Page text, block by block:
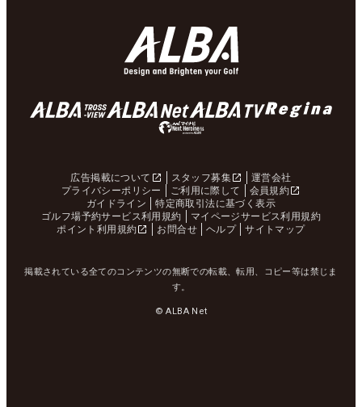
広告掲載について スタッフ募集
運営会社
プライバシーポリシー
ご利用に際して
会員規約
ガイドライン
特定商取引法に基づく表示
ゴルフ場予約サービス利用規約
マイページサービス利用規約
ポイント利用規約
お問合せ ヘルプ サイトマップ
掲載されている全てのコンテンツの無断での転載、転用、コピー等は禁じま
す。
© ALBA Net